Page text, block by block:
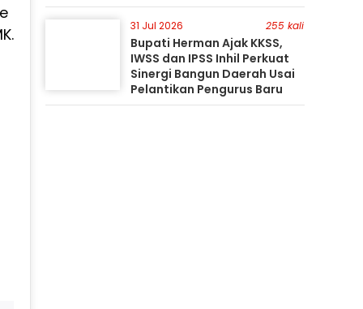
31 Jul 2026 255 kali
Bupati Herman Ajak KKSS,
IWSS dan IPSS Inhil Perkuat
Sinergi Bangun Daerah Usai
Pelantikan Pengurus Baru